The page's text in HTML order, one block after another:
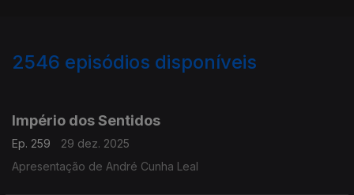
2546 episódios disponíveis
Império dos Sentidos
Ep. 259
29 dez. 2025
Apresentação de André Cunha Leal